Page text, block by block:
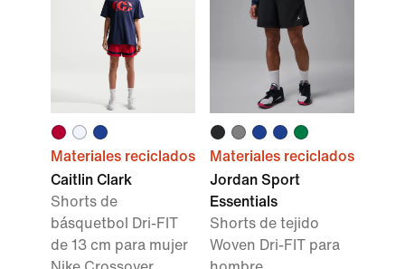
Materiales reciclados
Caitlin Clark
Shorts de
básquetbol Dri-FIT
de 13 cm para mujer
Materiales reciclados
Jordan Sport
Essentials
Shorts de tejido
Woven Dri-FIT para